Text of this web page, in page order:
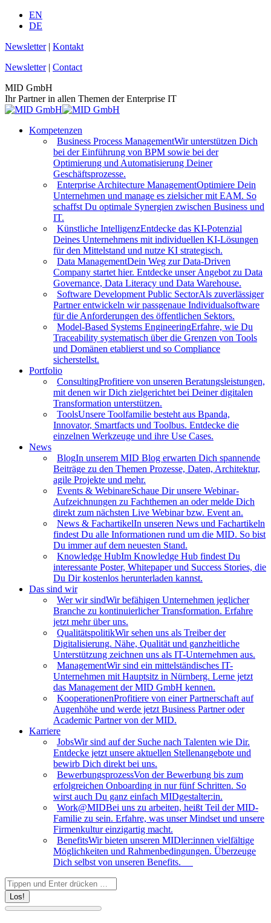
Zum
Inhalt
EN
DE
Newsletter| Kontakt
Newsletter| Contact
MID GmbH
Ihr Partner in allen Themen der Enterprise IT
Kompetenzen
Business Process ManagementWir unterstützen Dich
bei der Einführung von BPM sowie bei der
Optimierung und Automatisierung Deiner
Geschäftsprozesse.
Enterprise Architecture ManagementOptimiere Dein
Unternehmen und manage es zielsicher mit EAM. So
schaffst Du optimale Synergien zwischen Business und
IT.
Künstliche IntelligenzEntdecke das KI-Potenzial
Deines Unternehmens mit individuellen KI-Lösungen
für den Mittelstand und nutze KI strategisch.
Data ManagementDein Weg zur Data-Driven
Company startet hier. Entdecke unser Angebot zu Data
Governance, Data Literacy und Data Warehouse.
Software Development Public SectorAls zuverlässiger
Partner entwickeln wir passgenaue Individualsoftware
für die Anforderungen des öffentlichen Sektors.
Model-Based Systems EngineeringErfahre, wie Du
Traceability systematisch über die Grenzen von Tools
und Domänen etablierst und so Compliance
sicherstellst.
Portfolio
ConsultingProfitiere von unseren Beratungsleistungen,
mit denen wir Dich zielgerichtet bei Deiner digitalen
Transformation unterstützen.
ToolsUnsere Toolfamilie besteht aus Bpanda,
Innovator, Smartfacts und Toolbus. Entdecke die
einzelnen Werkzeuge und ihre Use Cases.
News
BlogIn unserem MID Blog erwarten Dich spannende
Beiträge zu den Themen Prozesse, Daten, Architektur,
agile Projekte und mehr.
Events & WebinareSchaue Dir unsere Webinar-
Aufzeichnungen zu Fachthemen an oder melde Dich
direkt zum nächsten Live Webinar bzw. Event an.
News & FachartikelIn unseren News und Fachartikeln
findest Du alle Informationen rund um die MID. So bist
Du immer auf dem neuesten Stand.
Knowledge HubIm Knowledge Hub findest Du
interessante Poster, Whitepaper und Success Stories, die
Du Dir kostenlos herunterladen kannst.
Das sind wir
Wer wir sindWir befähigen Unternehmen jeglicher
Branche zu kontinuierlicher Transformation. Erfahre
jetzt mehr über uns.
QualitätspolitikWir sehen uns als Treiber der
Digitalisierung. Nähe, Qualität und ganzheitliche
Unterstützung zeichnen uns als IT-Unternehmen aus.
ManagementWir sind ein mittelständisches IT-
Unternehmen mit Hauptsitz in Nürnberg. Lerne jetzt
das Management der MID GmbH kennen.
KooperationenProfitiere von einer Partnerschaft auf
Augenhöhe und werde jetzt Business Partner oder
Academic Partner von der MID.
Karriere
JobsWir sind auf der Suche nach Talenten wie Dir.
Entdecke jetzt unsere aktuellen Stellenangebote und
bewirb Dich direkt bei uns.
BewerbungsprozessVon der Bewerbung bis zum
erfolgreichen Onboarding in nur fünf Schritten. So
wirst auch Du ganz einfach MIDgestalter:in.
Work@MIDBei uns zu arbeiten, heißt Teil der MID-
Familie zu sein. Erfahre, was unser Mindset und unsere
Firmenkultur einzigartig macht.
BenefitsWir bieten unseren MIDler:innen vielfältige
Möglichkeiten und Rahmenbedingungen. Überzeuge
Dich selbst von unseren Benefits.
Search: